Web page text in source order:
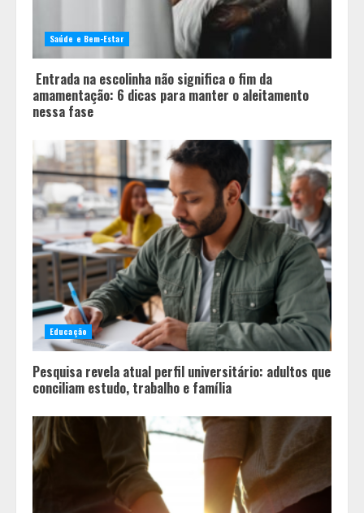
Você sabia que o frio também afeta
os pneus? Veja cuidados
fundamentais antes de pegar a
estrada no inverno
Saúde e Bem-Estar
Entrada na escolinha não significa o fim da
amamentação: 6 dicas para manter o aleitamento
nessa fase
Educação
Pesquisa revela atual perfil universitário: adultos que
conciliam estudo, trabalho e família